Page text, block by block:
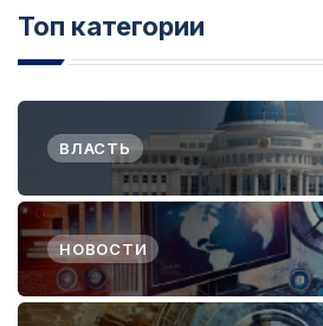
Топ категории
ВЛАСТЬ
НОВОСТИ